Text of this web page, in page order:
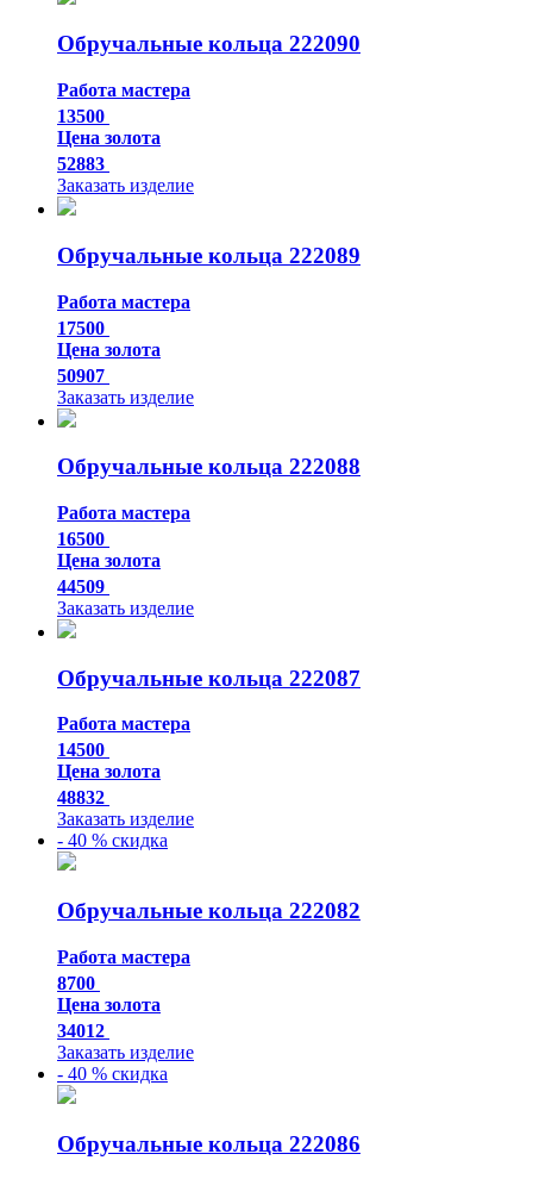
Обручальные кольца 222090
Работа мастера
13500
Цена золота
52883
Заказать изделие
Обручальные кольца 222089
Работа мастера
17500
Цена золота
50907
Заказать изделие
Обручальные кольца 222088
Работа мастера
16500
Цена золота
44509
Заказать изделие
Обручальные кольца 222087
Работа мастера
14500
Цена золота
48832
Заказать изделие
- 40 % скидка
Обручальные кольца 222082
Работа мастера
8700
Цена золота
34012
Заказать изделие
- 40 % скидка
Обручальные кольца 222086